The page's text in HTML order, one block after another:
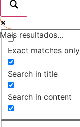
Mais resultados...
Exact matches only
Search in title
Search in content